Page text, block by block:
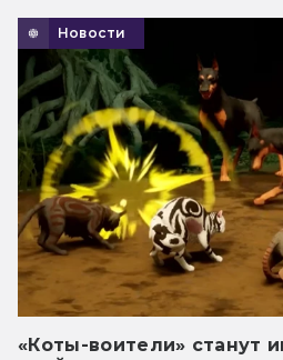
Новости
«Коты-воители» станут